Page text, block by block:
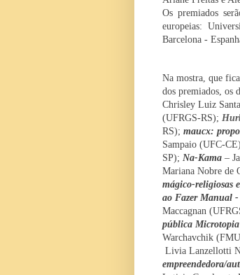
Os premiados
europeias:
Barcelona -
Na mostra, que
dos premiados, os
Chrisley Luiz
(UFRGS-RS);
RS); maucx:
Sampaio (UFC-
SP); Na-Kama –
Mariana Nobre de
mágico-religiosas
ao Fazer Manual
Maccagnan
pública Microtopia
Warchavchik
Livia Lanzellotti
empreendedora/